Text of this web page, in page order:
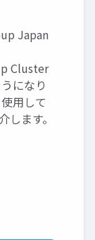
Japan
Cluster
になり
用して
ます。